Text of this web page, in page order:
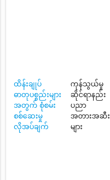
ထိန်းချုပ်
ဓာတုပစ္စည်းများ
အတွက် စုံစမ်း
စစ်ဆေးမှု
လိုအပ်ချက်
ကုန်သွယ်မှု
ဆိုင်ရာနည်း
ပညာ
အတားအဆီး
များ